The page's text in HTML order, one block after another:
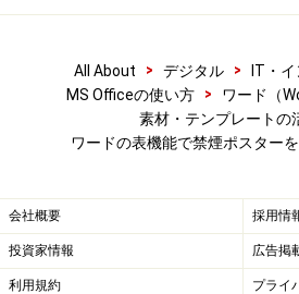
All About > デジタル > IT・
MS Officeの使い方
> ワード（
素材・テンプレートの
ワードの表機能で禁煙ポスター
会社概要 採用情
投資家情報 広告掲
利用規約 プライ